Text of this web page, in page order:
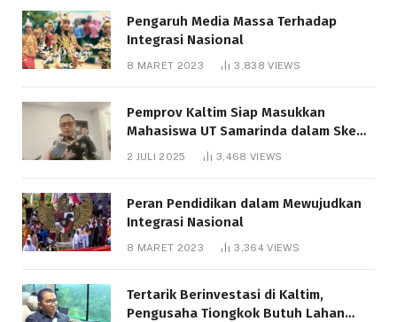
Pengaruh Media Massa Terhadap
Integrasi Nasional
8 MARET 2023 3,838VIEWS
Pemprov Kaltim Siap Masukkan
Mahasiswa UT Samarinda dalam Skema
Bantuan Pendidikan Gratispol
2 JULI 2025 3,468 VIEWS
Peran Pendidikan dalam Mewujudkan
Integrasi Nasional
8 MARET 2023 3,364VIEWS
Tertarik Berinvestasi di Kaltim,
Pengusaha Tiongkok Butuh Lahan